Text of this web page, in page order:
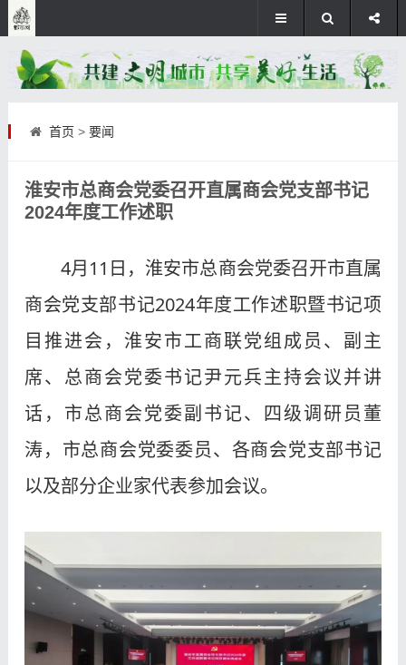
首页 > 要闻
淮安市总商会党委召开直属商会党支部书记
2024年度工作述职
4月11日，淮安市总商会党委召开市直属
商会党支部书记2024年度工作述职暨书记项
目推进会，淮安市工商联党组成员、副主
席、总商会党委书记尹元兵主持会议并讲
话，市总商会党委副书记、四级调研员董
涛，市总商会党委委员、各商会党支部书记
以及部分企业家代表参加会议。